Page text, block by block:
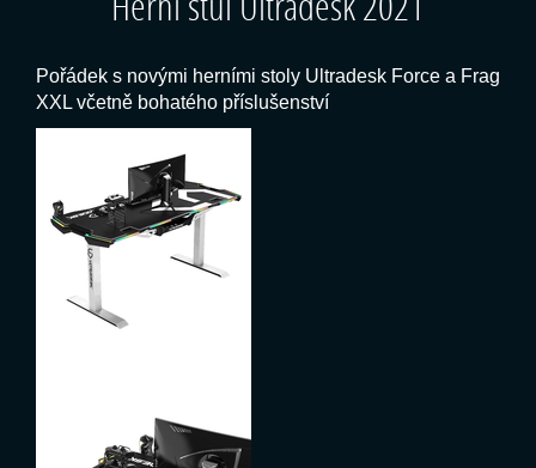
Pořádek s novými herními stoly Ultradesk Force a Frag
XXL včetně bohatého příslušenství